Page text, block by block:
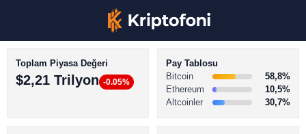
Toplam Piyasa Değeri
$2,21 Trilyon -0.05%
Pay Tablosu
Bitcoin
58,8%
Ethereum
10,5%
Altcoinler
30,7%